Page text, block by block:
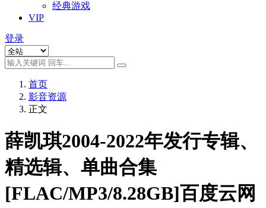
经典游戏
VIP
登录
首页
影音资源
正文
薛凯琪2004-2022年发行专辑、
精选辑、单曲合集
[FLAC/MP3/8.28GB]百度云网